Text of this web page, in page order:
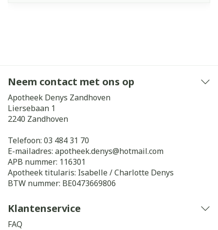
Neem contact met ons op
Apotheek Denys Zandhoven
Liersebaan 1
2240 Zandhoven
Telefoon: 03 484 31 70
E-mailadres: apotheek.denys@hotmail.com
APB nummer: 116301
Apotheek titularis: Isabelle / Charlotte Denys
BTW nummer: BE0473669806
Klantenservice
FAQ